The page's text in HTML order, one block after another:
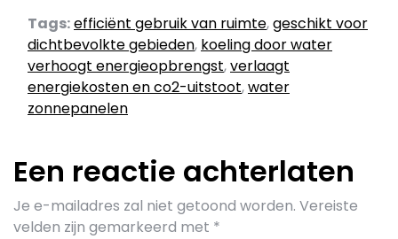
Tags:efficiënt gebruik van ruimte,geschikt voor
dichtbevolkte gebieden, koeling door water
verhoogt energieopbrengst,verlaagt
energiekosten en co2-uitstoot,water
zonnepanelen
Een reactie achterlaten
Je e-mailadres zal niet getoond worden. Vereiste
velden zijn gemarkeerd met *